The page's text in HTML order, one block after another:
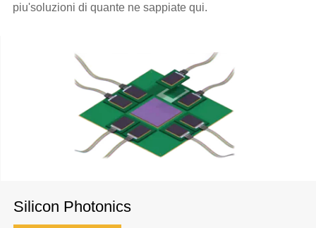
piu'soluzioni di quante ne sappiate qui.
Silicon Photonics